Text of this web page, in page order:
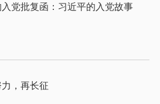
追光的你丨一封特殊的入党批复函：习近平的入党故事